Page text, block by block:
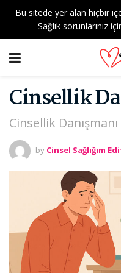
Bu sitede yer alan hiçbir
Sağlık sorunlarınız
Cinsellik
Cinsellik Danışmanı
by Cinsel Sağlığım